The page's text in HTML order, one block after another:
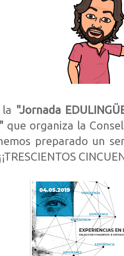
la "Jornada
que organiza la
preparado un